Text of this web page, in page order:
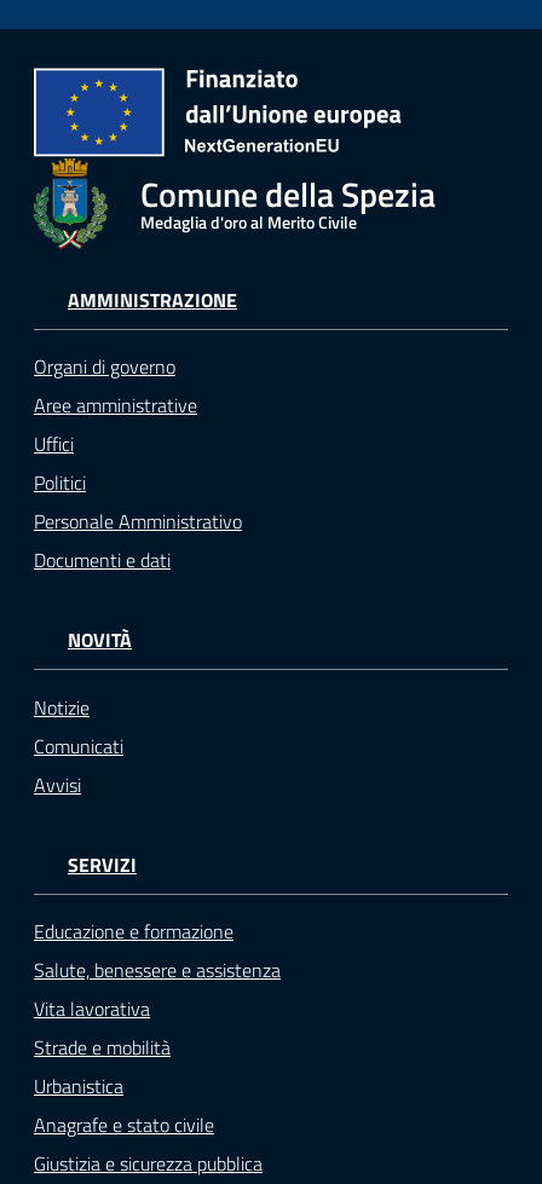
Comune della Spezia
Medaglia d'oro al Merito Civile
AMMINISTRAZIONE
Organi di governo
Aree amministrative
Uffici
Politici
Personale Amministrativo
Documenti e dati
NOVITÀ
Notizie
Comunicati
Avvisi
SERVIZI
Educazione e formazione
Salute, benessere e assistenza
Vita lavorativa
Strade e mobilità
Urbanistica
Anagrafe e stato civile
Giustizia e sicurezza pubblica